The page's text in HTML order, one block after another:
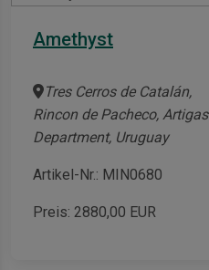
Amethyst
Tres Cerros de Catalán,
Rincon de Pacheco, Artigas
Department, Uruguay
Artikel-Nr.: MIN0680
Preis: 2880,00 EUR